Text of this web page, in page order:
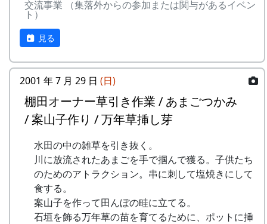
交流事業 （集落外からの参加または関与があるイベン
ト）
見る
2001 年 7 月 29 日 (日)
棚田オーナー草引き作業 / あまごつかみ
/ 案山子作り / 万年草挿し芽
水田の中の雑草を引き抜く。
川に放流されたあまごを手で掴んで獲る。子供たち
のためのアトラクション。串に刺して塩焼きにして
食する。
案山子を作って田んぼの畦に立てる。
石垣を飾る万年草の苗を育てるために、ポットに挿